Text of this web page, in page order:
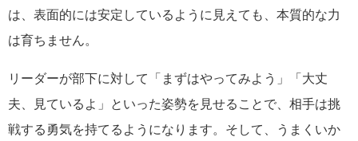
は、表面的には安定しているように見えても、本質的な力
は育ちません。
リーダーが部下に対して「まずはやってみよう」「大丈
夫、見ているよ」といった姿勢を見せることで、相手は挑
戦する勇気を持てるようになります。そして、うまくいか